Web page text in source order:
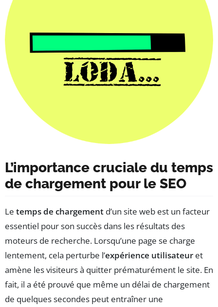
L’importance cruciale du temps
de chargement pour le SEO
Le temps de chargement d’un site web est un facteur
essentiel pour son succès dans les résultats des
moteurs de recherche. Lorsqu’une page se charge
lentement, cela perturbe l’expérience utilisateur et
amène les visiteurs à quitter prématurément le site. En
fait, il a été prouvé que même un délai de chargement
de quelques secondes peut entraîner une